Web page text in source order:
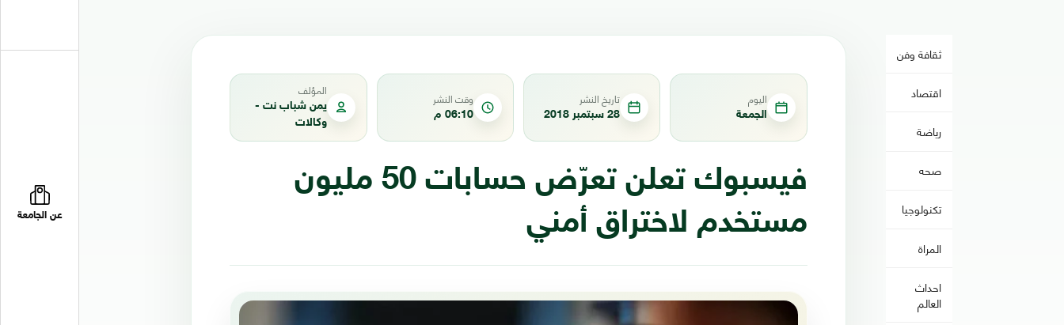
عن الجامعة
ثقافة وفن
اقتصاد
رياضة
صحه
تكنولوجيا
المراة
احداث
العالم
اليوم
الجمعة
تاريخ النشر
28 سبتمبر 2018
وقت النشر
06:10 م
المؤلف
يمن شباب نت -
وكالات
فيسبوك تعلن تعرّض حسابات 50 مليون
مستخدم لاختراق أمني